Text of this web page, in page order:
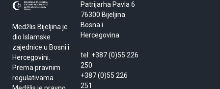
Medžlis Bijeljina je
dio Islamske
zajednice u Bosni i
Hercegovini.
Prema pravnim
regulativama
Patrijarha Pavla 6
76300 Bijeljina
Bosna i
Hercegovina
tel: +387 (0)55 226
250
+387 (0)55 226
251